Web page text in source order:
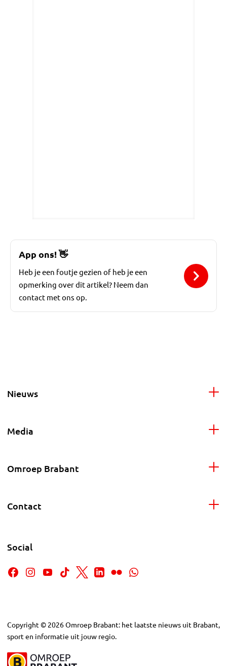
App ons!👋
Heb je een foutje gezien of heb je een
opmerking over dit artikel? Neem dan
contact met ons op.
Nieuws
Media
Omroep Brabant
Contact
Social
Copyright © 2026Omroep Brabant: het laatste nieuws uit Brabant,
sport en informatie uit jouw regio.